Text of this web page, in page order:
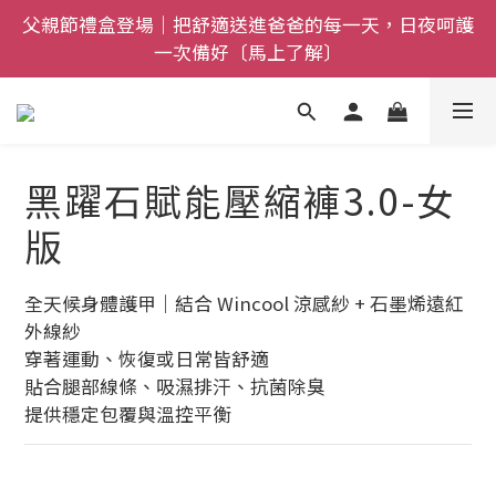
全館$800免運｜任搭８折起｜滿額再送新品-悠哉斑馬
襪〔立即了解〕
全館$800免運｜任搭８折起｜滿額再送新品-悠哉斑馬
襪〔立即了解〕
新品快訊｜2026限定俐落斑馬除臭襪登場！限量預購
中〔馬上了解〕
父親節禮盒登場｜把舒適送進爸爸的每一天，日夜呵護
一次備好〔馬上了解〕
全館$800免運｜任搭８折起｜滿額再送新品-悠哉斑馬
黑躍石賦能壓縮褲3.0-女
版
全天候身體護甲｜結合 Wincool 涼感紗 + 石墨烯遠紅
外線紗
穿著運動、恢復或日常皆舒適
貼合腿部線條、吸濕排汗、抗菌除臭
提供穩定包覆與溫控平衡